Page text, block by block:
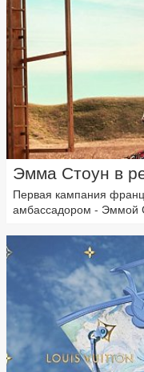
Эмма Стоун в
Первая кампания
амбассадором - Эммой